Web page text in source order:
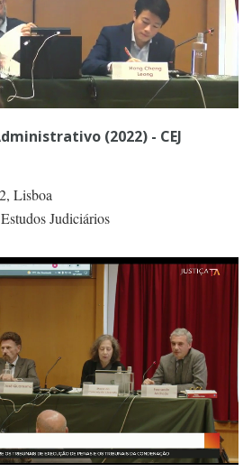
(2022) - CEJ
Lisboa
Judiciários